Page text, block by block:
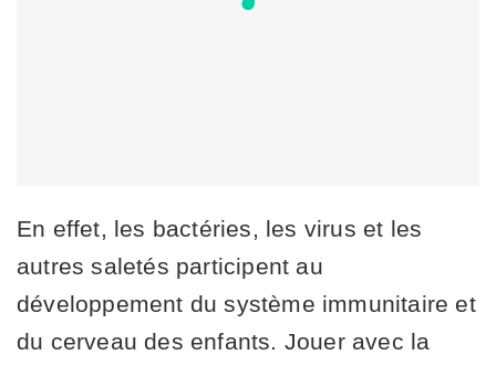
En effet, les bactéries, les virus et les
autres saletés participent au
développement du système immunitaire et
du cerveau des enfants. Jouer avec la